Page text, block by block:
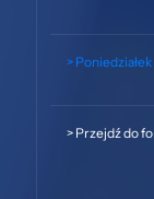
>
> Przejdź do